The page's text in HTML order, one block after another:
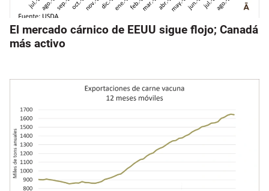
El mercado cárnico de EEUU sigue flojo; Canadá
más activo